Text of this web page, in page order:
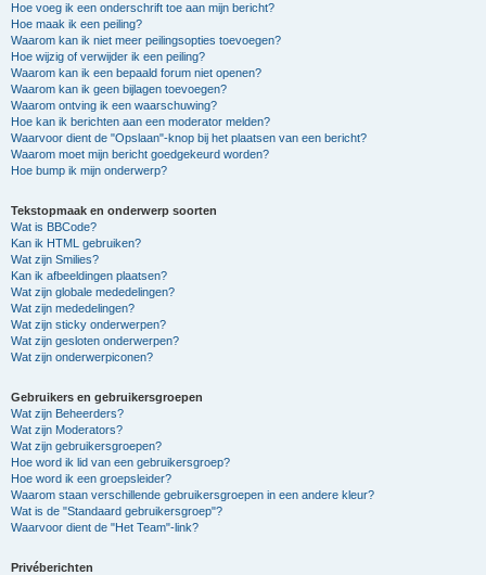
Hoe voeg ik een onderschrift toe aan mijn bericht?
Hoe maak ik een peiling?
Waarom kan ik niet meer peilingsopties toevoegen?
Hoe wijzig of verwijder ik een peiling?
Waarom kan ik een bepaald forum niet openen?
Waarom kan ik geen bijlagen toevoegen?
Waarom ontving ik een waarschuwing?
Hoe kan ik berichten aan een moderator melden?
Waarvoor dient de "Opslaan"-knop bij het plaatsen van een bericht?
Waarom moet mijn bericht goedgekeurd worden?
Hoe bump ik mijn onderwerp?
Tekstopmaak en onderwerp soorten
Wat is BBCode?
Kan ik HTML gebruiken?
Wat zijn Smilies?
Kan ik afbeeldingen plaatsen?
Wat zijn globale mededelingen?
Wat zijn mededelingen?
Wat zijn sticky onderwerpen?
Wat zijn gesloten onderwerpen?
Wat zijn onderwerpiconen?
Gebruikers en gebruikersgroepen
Wat zijn Beheerders?
Wat zijn Moderators?
Wat zijn gebruikersgroepen?
Hoe word ik lid van een gebruikersgroep?
Hoe word ik een groepsleider?
Waarom staan verschillende gebruikersgroepen in een andere kleur?
Wat is de "Standaard gebruikersgroep"?
Waarvoor dient de "Het Team"-link?
Privéberichten